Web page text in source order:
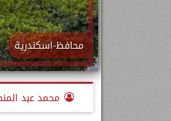
محافظ-اسكندرية
محمد عبد